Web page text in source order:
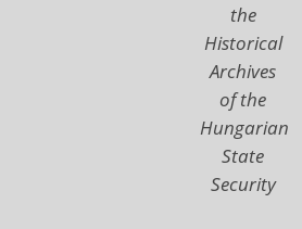
the
Historical
Archives
of the
Hungarian
State
Security